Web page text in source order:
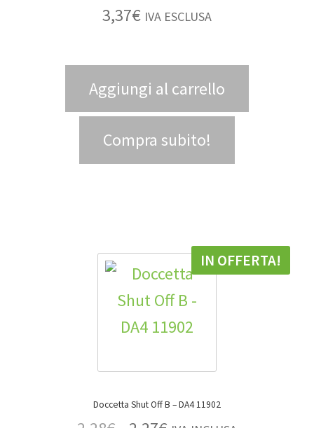
3,37€ IVA ESCLUSA
Aggiungi al carrello
Compra subito!
Doccetta Shut Off B – DA4 11902
IN OFFERTA!